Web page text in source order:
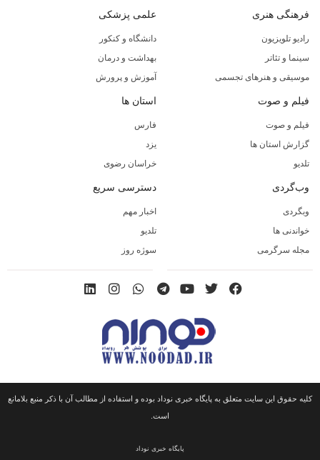
فرهنگی هنری
رادیو تلویزیون
سینما و تئاتر
موسیقی و هنرهای تجسمی
علمی پزشکی
دانشگاه و کنکور
بهداشت و درمان
آموزش و پرورش
فیلم و صوت
فیلم و صوت
گزارش استان ها
تلدیو
استان ها
فارس
یزد
خراسان رضوی
وب‌گردی
وبگردی
خواندنی ها
مجله سرگرمی
دسترسی سریع
اخبار مهم
تلدیو
سوژه روز
کلیه حقوق این سایت متعلق به پایگاه خبری نوداد بوده و استفاده از مطالب آن با ذکر منبع بلامانع
است.
پایگاه خبری نوداد